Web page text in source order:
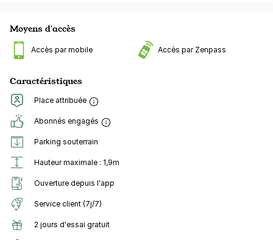
Moyens d'accès
Accès par mobile Accès par Zenpass
Caractéristiques
Place attribuée
Abonnés engagés
Parking souterrain
Hauteur maximale : 1,9m
Ouverture depuis l'app
Service client (7j/7)
2 jours d'essai gratuit